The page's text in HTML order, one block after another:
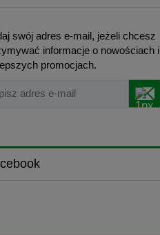
swój adres e-mail, jeżeli chcesz
informacje o nowościach i
promocjach.